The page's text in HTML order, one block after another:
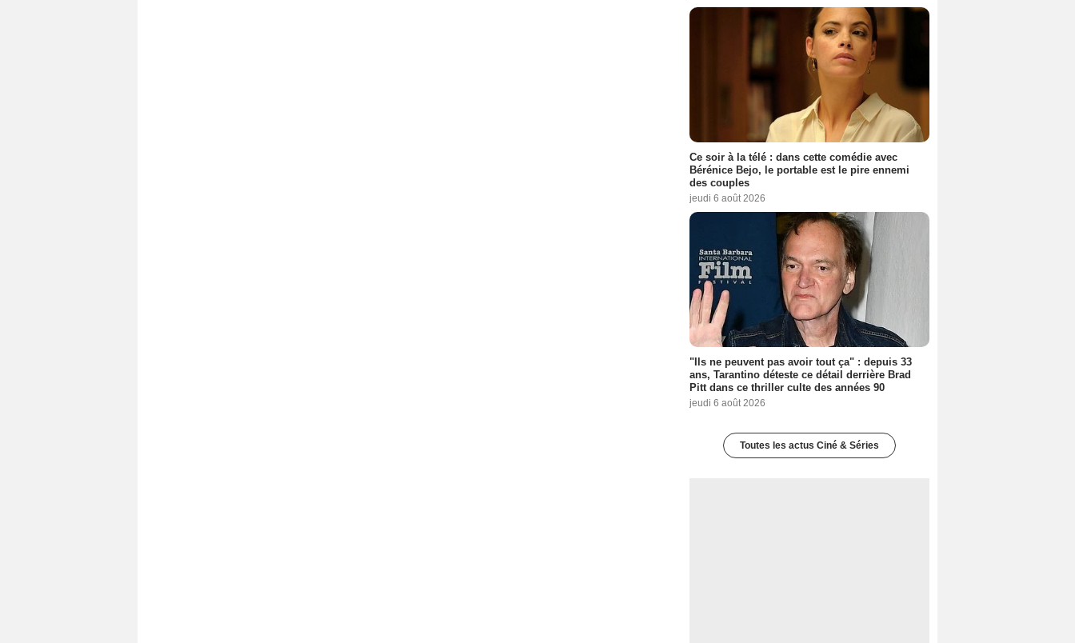
Ce soir à la télé : dans cette comédie avec
Bérénice Bejo, le portable est le pire ennemi
des couples
jeudi 6 août 2026
"Ils ne peuvent pas avoir tout ça" : depuis 33
ans, Tarantino déteste ce détail derrière Brad
Pitt dans ce thriller culte des années 90
jeudi 6 août 2026
Toutes les actus Ciné & Séries